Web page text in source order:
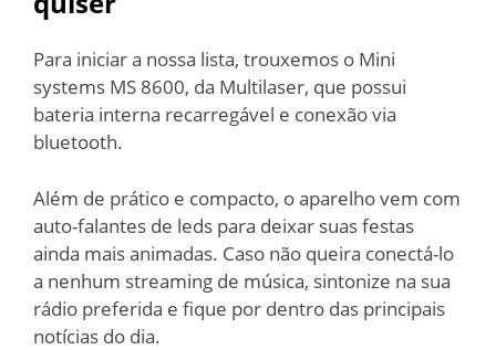
Para iniciar a nossa lista, trouxemos o Mini
systems MS 8600, da Multilaser, que possui
bateria interna recarregável e conexão via
bluetooth.
Além de prático e compacto, o aparelho vem com
auto-falantes de leds para deixar suas festas
ainda mais animadas. Caso não queira conectá-lo
a nenhum streaming de música, sintonize na sua
rádio preferida e fique por dentro das principais
notícias do dia.